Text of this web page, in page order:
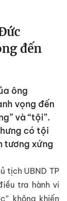
đến
ông
vọng đến
và “tội”.
có tội
tương xứng
tịch UBND TP
tra hành vi
không khiến